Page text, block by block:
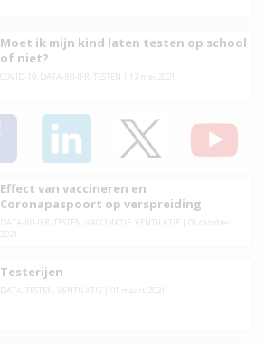
Moet ik mijn kind laten testen op school
of niet?
COVID-19, DATA-R0-IFR TESTEN 13 mei 2021
Effect van vaccineren en
Coronapaspoort op verspreiding
DATA-R0-IFR TESTEN VACCINATIE VENTILATIE
01 oktober
2021
Testerijen
DATA TESTEN VENTILATIE 01 maart 2021